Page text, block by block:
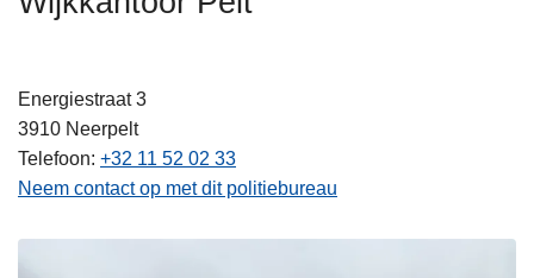
Energiestraat 3
3910 Neerpelt
Telefoon +32 11 52 02 33
Neem contact op met dit politiebureau